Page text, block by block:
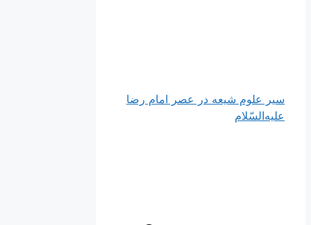
سير علوم‌ شيعه‌ در عصر امام‌ رضا
عليه‌السّلام